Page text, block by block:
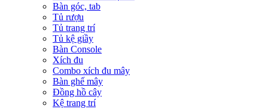
Bàn góc, tab
Tủ rượu
Tủ trang trí
Tủ kệ giầy
Bàn Console
Xích đu
Combo xích đu mây
Bàn ghế mây
Đồng hồ cây
Kệ trang trí